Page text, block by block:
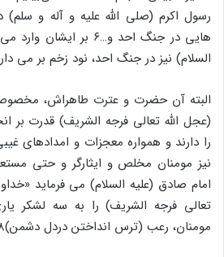
رسول اکرم (صلی الله علیه و آله و
هایی در جنگ احد و…۶ بر
السلام) نیز در جنگ احد، نود زخم بر می
البته آن حضرت و عترت طاهراش،
(عجل الله تعالی فرجه الشریف) قدرت بر
را دارند و همواره معجزات و امدادهای
نیز مومنان مخلص و ایثارگر و حتی
امام صادق (علیه السلام) می فرماید
تعالی فرجه الشریف) را به سه لشکر
مومنان، رعب (ترس انداختن دردل دشمن)۸